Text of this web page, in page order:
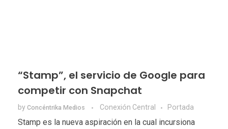
“Stamp”, el servicio de Google para
competir con Snapchat
by Concéntrika Medios Conexión Central Portada
Stamp es la nueva aspiración en la cual incursiona